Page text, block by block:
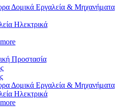
Δομικά Εργαλεία & Μηχανήματα
Ηλεκτρικά
Προστασία
Δομικά Εργαλεία & Μηχανήματα
Ηλεκτρικά